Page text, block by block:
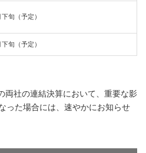
旬（予定）
旬（予定）
両社の連結決算において、重要な影
った場合には、速やかにお知らせ